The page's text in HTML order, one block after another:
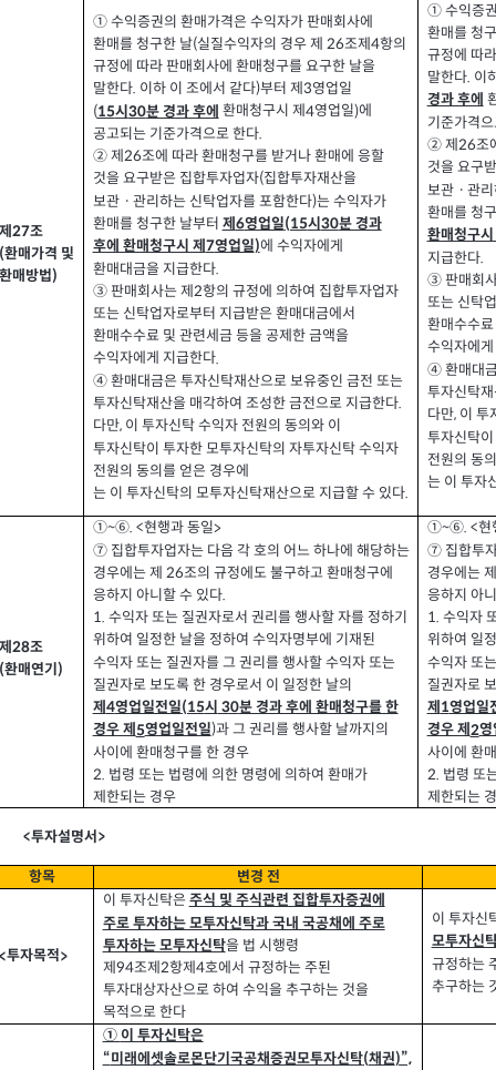
27조
환매가격 및
매방법)
①수익증권의 환매가격은 수익자가 판매회사에
환매를 청구한 날(실질수익자의 경우 제 26조제 4항의
규정에 따라 판매회사에 환매청구를 요구한 날을
말한다. 이하 이 조에서 같다)부터 제 3영업일
(15시 30분 경과 후에 환매청구시 제4영업일)에
공고되는 기준가격으로 한다.
② 제 26조에 따라 환매청구를 받거나 환매에 응할
것을 요구받은 집합투자업자(집합투자재산을
보관ㆍ관리하는 신탁업자를 포함한다)는 수익자가
환매를 청구한 날부터 제 6영업일(15시 30분 경과
후에 환매청구시 제7영업일)에 수익자에게
환매대금을 지급한다.
③ 판매회사는 제 2항의 규정에 의하여 집합투자업자
또는 신탁업자로부터 지급받은 환매대금에서
환매수수료 및 관련세금 등을 공제한 금액을
수익자에게 지급한다.
④환매대금은 투자신탁재산으로 보유중인 금전 또는
투자신탁재산을 매각하여 조성한 금전으로 지급한다.
다만, 이 투자신탁 수익자 전원의 동의와 이
투자신탁이 투자한 모투자신탁의 자투자신탁 수익자
전원의 동의를 얻은 경우에
는 이 투자신탁의 모투자신탁재산으로 지급할 수 있다.
① 수익증
환매를 청
규정에 따
말한다. 이
경과 후에
기준가격
② 제 26조
것을 요구
보관ㆍ관
환매를 청
환매청구시
지급한다.
③ 판매회
또는 신탁
환매수수
수익자에
④환매대
투자신탁
다만, 이 투
투자신탁
전원의 동
는 이 투자
28조
환매연기 )
①~⑥. <현행과 동일>
⑦ 집합투자업자는 다음 각 호의 어느 하나에 해당하는
경우에는 제 26조의 규정에도 불구하고 환매청구에
응하지 아니할 수 있다.
1. 수익자 또는 질권자로서 권리를 행사할 자를 정하기
위하여 일정한 날을 정하여 수익자명부에 기재된
수익자 또는 질권자를 그 권리를 행사할 수익자 또는
질권자로 보도록 한 경우로서 이 일정한 날의
제 4영업일전일(15시 30분 경과 후에 환매청구를 한
경우 제 5영업일전일)과 그 권리를 행사할 날까지의
사이에 환매청구를 한 경우
2. 법령 또는 법령에 의한 명령에 의하여 환매가
제한되는 경우
①~⑥. <현
⑦ 집합투
경우에는 제
응하지 아
1. 수익자
위하여 일
수익자 또
질권자로
제 1영업일
경우 제2영
사이에 환
2. 법령 또
제한되는
<투자설명서>
항목 변경 전
투자목적>
이 투자신탁은주식 및 주식관련 집합투자증권에
주로 투자하는 모투자신탁과 국내 국공채에 주로
투자하는 모투자신탁을 법 시행령
제 94조제 2항제 4호에서 규정하는 주된
투자대상자산으로 하여 수익을 추구하는 것을
목적으로 한다
이 투자신
모투자신
규정하는
추구하는
① 이 투자신탁은
“미래에셋솔로몬단기국공채증권모투자신탁(채권)”,